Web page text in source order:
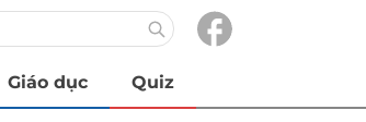
Giáo dục Quiz